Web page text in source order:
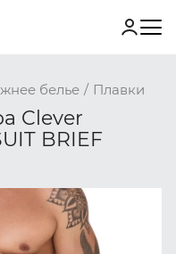
белье / Плавки
Clever
BRIEF